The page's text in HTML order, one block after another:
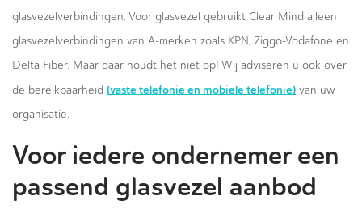
glasvezelverbindingen. Voor glasvezel gebruikt Clear Mind alleen
glasvezelverbindingen van A-merken zoals KPN, Ziggo-Vodafone en
Delta Fiber. Maar daar houdt het niet op! Wij adviseren u ook over
de bereikbaarheid (vaste telefonie en mobiele telefonie) van uw
organisatie.
Voor iedere ondernemer een
passend glasvezel aanbod